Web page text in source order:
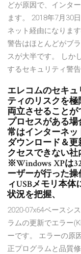
どが原因で、インタ
ます。 2018年7月30
ネット経由になりま
警告はほとんどがブ
スが大半です。 しか
するセキュリティ警
エレコムのセキュ
ティのリスクを
両立させること
プロセスがある
常はインターネ
ダウンロード＆
クセスできない
※Windows XPは
ーザーが行った
ィUSBメモリ本
状況を把握、
2020-07x64ベースシ
ラムの更新でエラー
ーです。 エラーの原
正プログラムと品質